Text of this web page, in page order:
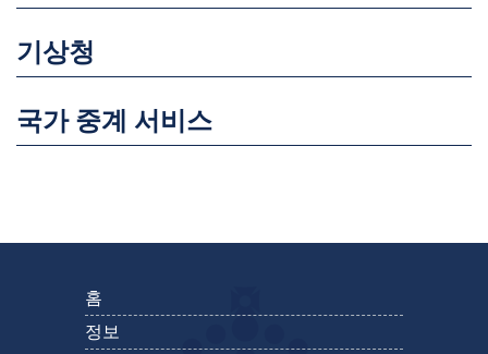
기상청
국가 중계 서비스
홈
정보